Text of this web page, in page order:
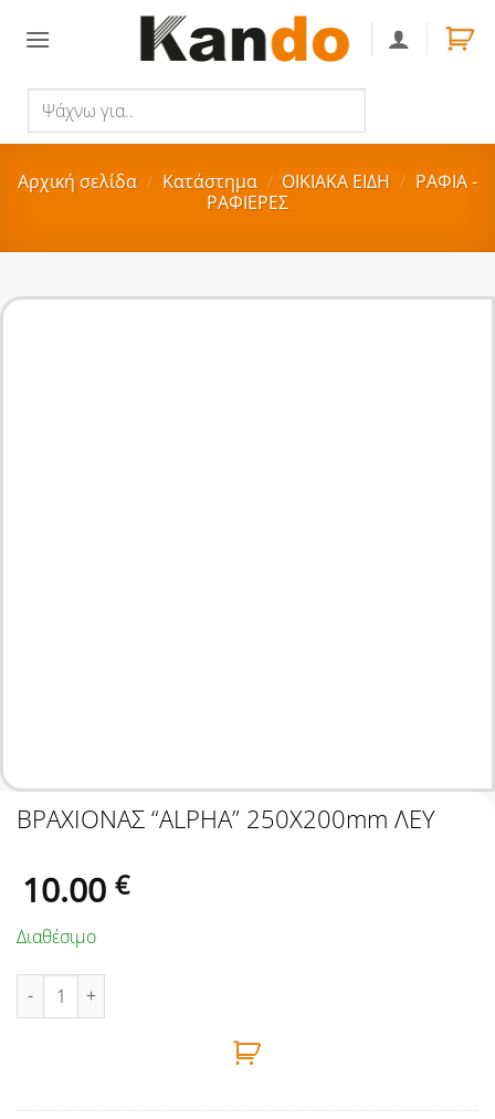
για..
Αρχική σελίδα / Κατάστημα / ΟΙΚΙΑΚA ΕΙΔΗ / ΡΑΦΙΑ -
ΡΑΦΙΕΡΕΣ
ΒΡΑΧΙΟΝΑΣ “ALPHA” 250Χ200mm ΛΕΥ
10.00 €
Διαθέσιμο
ΒΡΑΧΙΟΝΑΣ "ALPHA" 250Χ200mm ΛΕΥ ποσότητα